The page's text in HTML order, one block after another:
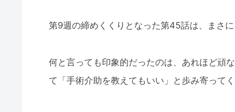
第9週の締めくくりとなった第45話は、まさ
何と言っても印象的だったのは、あれほど頑
て「手術介助を教えてもいい」と歩み寄ってく